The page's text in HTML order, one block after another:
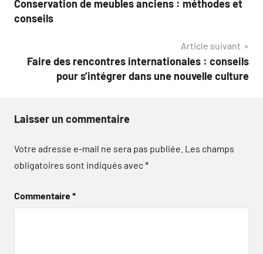
de
Conservation de meubles anciens : méthodes et
conseils
Article suivant
Faire des rencontres internationales : conseils
pour s’intégrer dans une nouvelle culture
Laisser un commentaire
Votre adresse e-mail ne sera pas publiée. Les champs
obligatoires sont indiqués avec*
Commentaire*